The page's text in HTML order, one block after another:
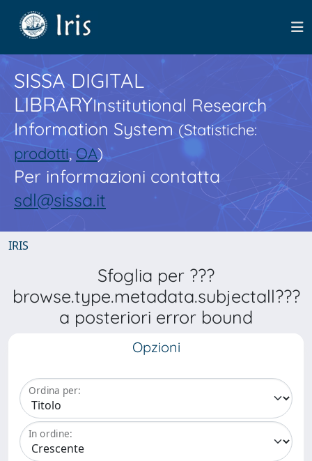
SISSA DIGITAL
LIBRARYInstitutional Research
Information System(Statistiche:
prodotti,OA)
Per informazioni contatta
sdl@sissa.it
IRIS
Sfoglia per ???
browse.type.metadata.subjectall???
a posteriori error bound
Opzioni
Ordina per:
In ordine: